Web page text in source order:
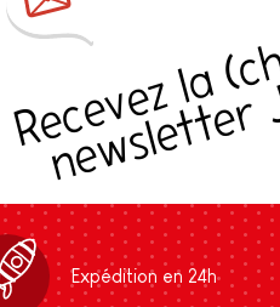
Expédition en 24h